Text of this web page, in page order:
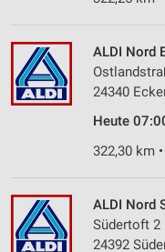
ALDI Nord
24340
Heute
322,30 km
ALDI Nord
Südertoft 2
24392